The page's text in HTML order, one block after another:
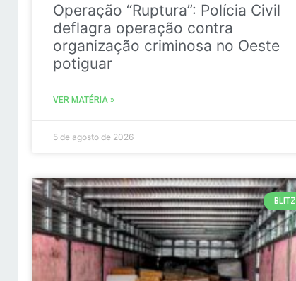
Operação “Ruptura”: Polícia Civil
deflagra operação contra
organização criminosa no Oeste
potiguar
VER MATÉRIA »
5 de agosto de 2026
BLITZ